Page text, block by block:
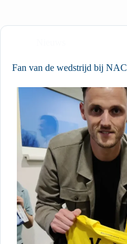
Fan van de wedstrijd bij NAC